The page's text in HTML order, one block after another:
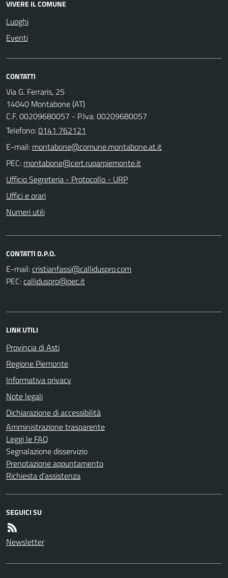
VIVERE IL COMUNE
Luoghi
Eventi
CONTATTI
Via G. Ferraris, 25
14040 Montabone (AT)
C.F. 00209680057 - P.Iva: 00209680057
Telefono:0141 762121
E-mail:
PEC:
Ufficio Segreteria - Protocollo - URP
Uffici e orari
Numeri utili
CONTATTI D.P.O.
E-mail:
PEC:
LINK UTILI
Provincia di Asti
Regione Piemonte
Informativa privacy
Note legali
Dichiarazione di accessibilità
Amministrazione trasparente
Leggi le FAQ
Segnalazione disservizio
Prenotazione appuntamento
Richiesta d'assistenza
SEGUICI SU
Newsletter